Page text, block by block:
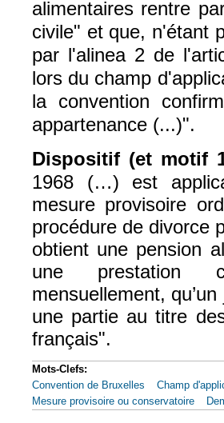
alimentaires rentre
civile" et que, n'étant
par l'alinea 2 de
lors du champ
la convention
appartenance (...)".
Dispositif (et motif
1968 (…) est
mesure provisoire
procédure de divorce
obtient une pension
une prestation
mensuellement,
une partie au titre
français".
Mots-Clefs:
Convention de Bruxelles
Champ
Mesure provisoire ou conservatoire